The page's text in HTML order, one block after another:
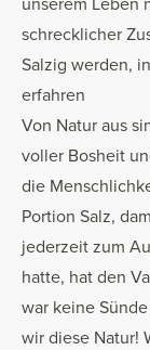
schrecklicher
Salzig werden,
erfahren
Von Natur aus
voller Bosheit
die
Portion Salz,
jederzeit zum
hatte, hat den
war keine
wir diese Natur!